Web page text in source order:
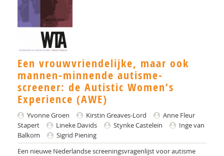
N.G.A. Tak
PhD
Rotterdam
Yulius)
J.H.W. (Jorgen) Mous
PhD | Promotores: prof. dr. J.K. Buitelaar;prof dr.
R.J. van der Gaag. Co-promotor: Dr. N.N.J.
Lambregts-Rommelse
Een vrouwvriendelijke, maar ook
mannen-minnende autisme-
screener: de Autistic Women’s
Experience (AWE)
Yvonne Groen Kirstin Greaves-Lord
Anne Fleur
Stapert
Lineke Davids Stynke Castelein
Inge van
Balkom
Sigrid Piening
Een nieuwe Nederlandse screeningsvragenlijst voor autisme